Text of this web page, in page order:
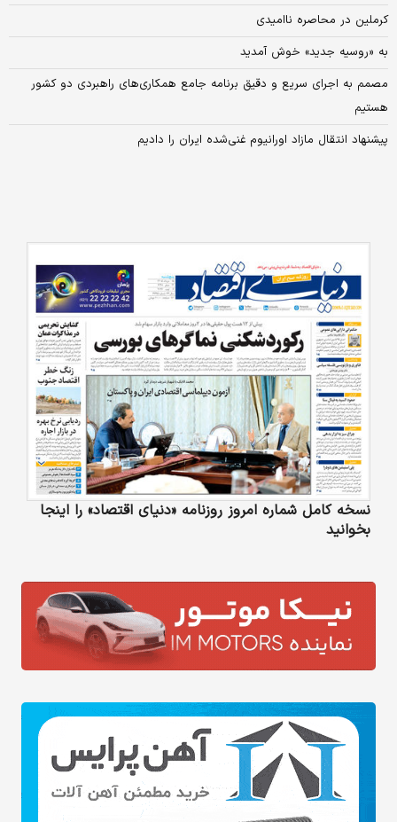
کرملین در محاصره ناامیدی
به «روسیه جدید» خوش آمدید
مصمم به اجرای سریع و دقیق برنامه جامع همکاری‌های راهبردی دو کشور
هستیم
پیشنهاد انتقال مازاد اورانیوم غنی‌شده ایران را دادیم
نسخه کامل شماره امروز روزنامه «دنیای‌ اقتصاد» را اینجا
بخوانید